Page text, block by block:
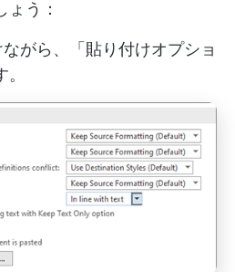
う：
がら、「貼り付けオプショ